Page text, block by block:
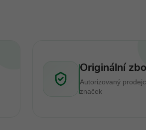
Originální
Autorizovaný
značek